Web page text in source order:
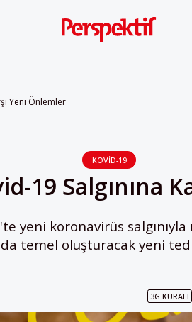
Yeni Önlemler
KOVID-19
19 Salgınına
yeni koronavirüs
temel oluşturacak yeni
3G KURALI